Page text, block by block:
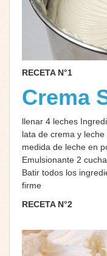
RECETA N°1
Crema
llenar 4 leches
lata de crema y
medida de leche en
Emulsionante 2
Batir todos los
firme
RECETA N°2